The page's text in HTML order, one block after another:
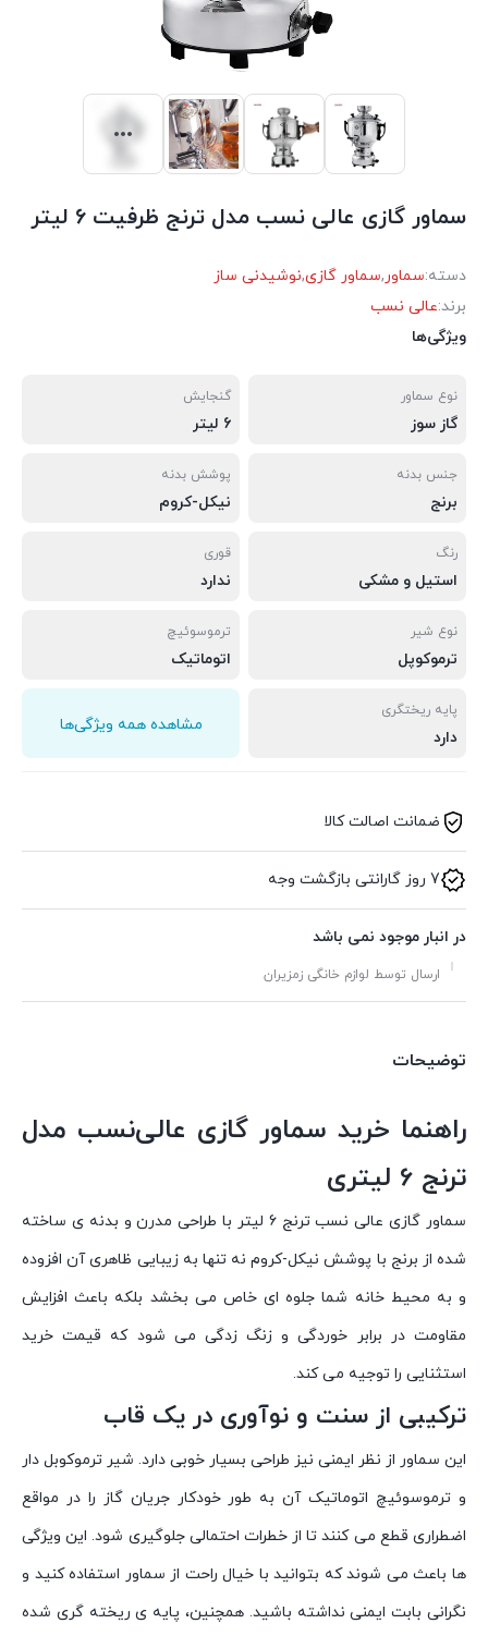
سماور گازی عالی نسب مدل ترنج ظرفیت 6 لیتر
دسته:سماور,سماور گازی,نوشیدنی ساز
برند:عالی نسب
ویژگی‌ها
نوع سماور
گاز سوز
گنجایش
6 لیتر
جنس بدنه
برنج
پوشش بدنه
نیکل-کروم
رنگ
استیل و مشکی
قوری
ندارد
نوع شیر
ترموکوپل
ترموسوئیچ
اتوماتیک
پایه ریختگری
دارد
مشاهده همه ویژگی‌ها
ضمانت اصالت کالا
7 روز گارانتی بازگشت وجه
در انبار موجود نمی باشد
ارسال توسط لوازم خانگی زمزیران
توضیحات
راهنما خرید سماور گازی عالی‌نسب مدل
ترنج 6 لیتری
سماور گازی عالی نسب ترنج 6 لیتر با طراحی مدرن و بدنه ی ساخته
شده از برنج با پوشش نیکل-کروم نه تنها به زیبایی ظاهری آن افزوده
و به محیط خانه شما جلوه ای خاص می بخشد بلکه باعث افزایش
مقاومت در برابر خوردگی و زنگ زدگی می شود که قیمت خرید
استثنایی را توجیه می کند.
ترکیبی از سنت و نوآوری در یک قاب
این سماور از نظر ایمنی نیز طراحی بسیار خوبی دارد. شیر ترموکوبل دار
و ترموسوئیچ اتوماتیک آن به طور خودکار جریان گاز را در مواقع
اضطراری قطع می کنند تا از خطرات احتمالی جلوگیری شود. این ویژگی
ها باعث می شوند که بتوانید با خیال راحت از سماور استفاده کنید و
نگرانی بابت ایمنی نداشته باشید. همچنین، پایه ی ریخته گری شده